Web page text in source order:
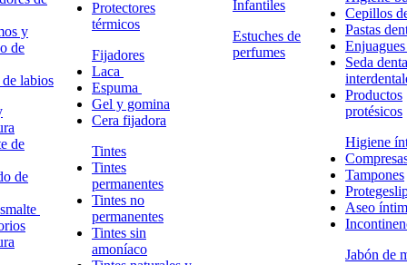
y
de
labios
de
de
Protectores
térmicos
Fijadores
Laca
Espuma
Gel y gomina
Cera fijadora
Tintes
Tintes
permanentes
Tintes no
permanentes
Tintes sin
amoníaco
Infantiles
Estuches de
perfumes
Cepillos
Pastas
Seda
Productos
protésicos
Higiene
Tampones
Aseo
Jabón de